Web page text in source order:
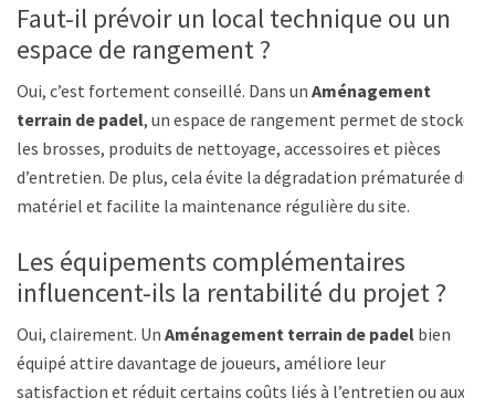
Faut-il prévoir un local technique ou un
espace de rangement ?
Oui, c’est fortement conseillé. Dans un Aménagement
terrain de padel, un espace de rangement permet de stocker
les brosses, produits de nettoyage, accessoires et pièces
d’entretien. De plus, cela évite la dégradation prématurée du
matériel et facilite la maintenance régulière du site.
Les équipements complémentaires
influencent-ils la rentabilité du projet ?
Oui, clairement. Un Aménagement terrain de padel bien
équipé attire davantage de joueurs, améliore leur
satisfaction et réduit certains coûts liés à l’entretien ou aux